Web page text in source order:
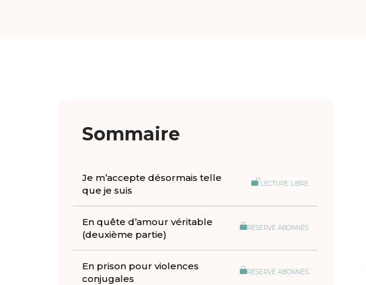
Sommaire
Je m’accepte désormais telle
que je suis
LECTURE LIBRE
En quête d’amour véritable
(deuxième partie)
RÉSERVÉ ABONNÉS
En prison pour violences
conjugales
RÉSERVÉ ABONNÉS